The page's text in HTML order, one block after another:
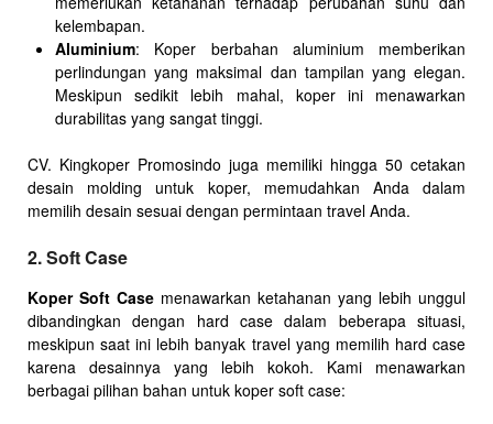
kelembapan.
Aluminium: Koper berbahan aluminium memberikan
perlindungan yang maksimal dan tampilan yang elegan.
Meskipun sedikit lebih mahal, koper ini menawarkan
durabilitas yang sangat tinggi.
CV. Kingkoper Promosindo juga memiliki hingga 50 cetakan
desain molding untuk koper, memudahkan Anda dalam
memilih desain sesuai dengan permintaan travel Anda.
2. Soft Case
Koper Soft Case menawarkan ketahanan yang lebih unggul
dibandingkan dengan hard case dalam beberapa situasi,
meskipun saat ini lebih banyak travel yang memilih hard case
karena desainnya yang lebih kokoh. Kami menawarkan
berbagai pilihan bahan untuk koper soft case: